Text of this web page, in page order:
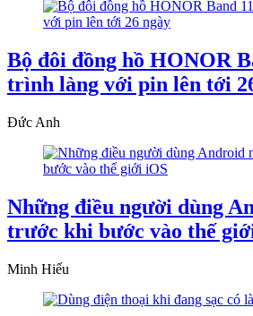
Bộ đôi đồng hồ HONOR
trình làng với pin lên tới
Đức Anh
Những điều người dùng
trước khi bước vào thế
Minh Hiếu